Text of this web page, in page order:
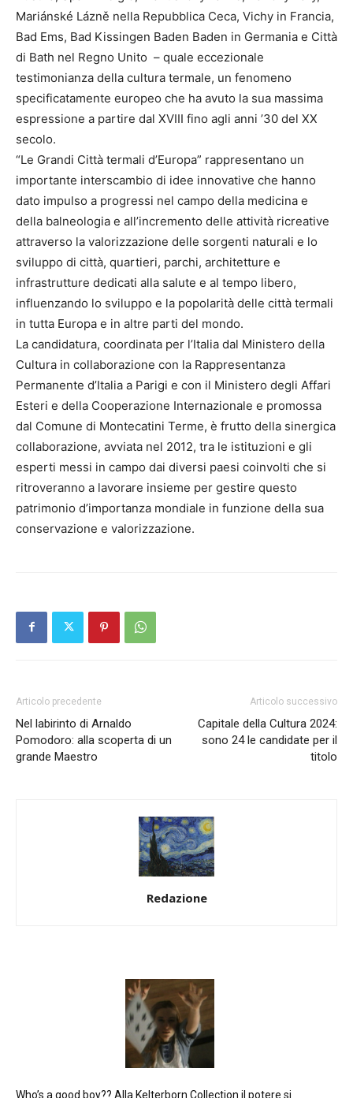
Mariánské Lázně nella Repubblica Ceca, Vichy in Francia,
Bad Ems, Bad Kissingen Baden Baden in Germania e Città
di Bath nel Regno Unito – quale eccezionale
testimonianza della cultura termale, un fenomeno
specificatamente europeo che ha avuto la sua massima
espressione a partire dal XVIII fino agli anni ’30 del XX
secolo.
“Le Grandi Città termali d’Europa” rappresentano un
importante interscambio di idee innovative che hanno
dato impulso a progressi nel campo della medicina e
della balneologia e all’incremento delle attività ricreative
attraverso la valorizzazione delle sorgenti naturali e lo
sviluppo di città, quartieri, parchi, architetture e
infrastrutture dedicati alla salute e al tempo libero,
influenzando lo sviluppo e la popolarità delle città termali
in tutta Europa e in altre parti del mondo.
La candidatura, coordinata per l’Italia dal Ministero della
Cultura in collaborazione con la Rappresentanza
Permanente d’Italia a Parigi e con il Ministero degli Affari
Esteri e della Cooperazione Internazionale e promossa
dal Comune di Montecatini Terme, è frutto della sinergica
collaborazione, avviata nel 2012, tra le istituzioni e gli
esperti messi in campo dai diversi paesi coinvolti che si
ritroveranno a lavorare insieme per gestire questo
patrimonio d’importanza mondiale in funzione della sua
conservazione e valorizzazione.
Articolo precedente
Nel labirinto di Arnaldo
Pomodoro: alla scoperta di un
grande Maestro
Articolo successivo
Capitale della Cultura 2024:
sono 24 le candidate per il
titolo
Redazione
Who’s a good boy?? Alla Kelterborn Collection il potere si